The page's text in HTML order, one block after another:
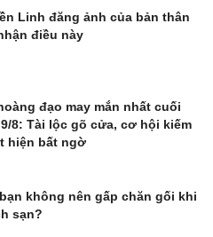
Linh đăng ảnh của bản thân
điều này
đạo may mắn nhất cuối
8: Tài lộc gõ cửa, cơ hội kiếm
hiện bất ngờ
không nên gấp chăn gối khi
sạn?